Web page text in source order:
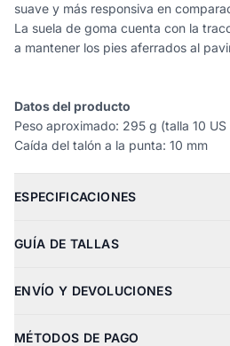
suave y más responsiva en
La suela de goma cuenta con la
a mantener los pies aferrados al
Datos del producto
Peso aproximado: 295 g (talla 10
Caída del talón a la punta: 10 mm
ESPECIFICACIONES
GUÍA DE TALLAS
ENVÍO Y DEVOLUCIONES
MÉTODOS DE PAGO